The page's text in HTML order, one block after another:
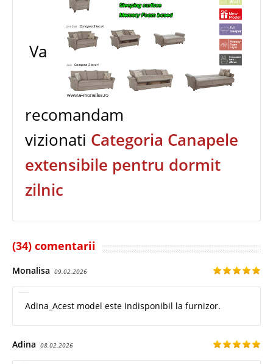
Va
recomandam
vizionati Categoria Canapele
extensibile pentru dormit
zilnic
(34) comentarii
Monalisa 09.02.2026
Adina_Acest model este indisponibil la furnizor.
Adina 08.02.2026